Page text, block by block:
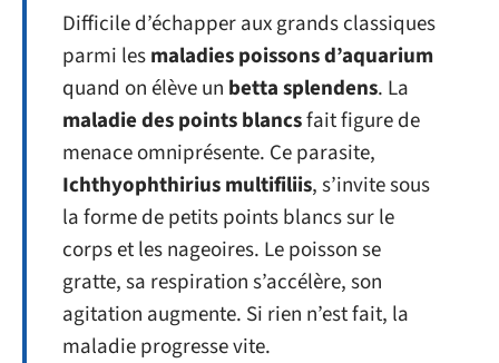
Difficile d’échapper aux grands classiques
parmi lesmaladies poissons d’aquarium
quand on élève un betta splendens. La
maladie des points blancsfait figure de
menace omniprésente. Ce parasite,
Ichthyophthirius multifiliis, s’invite sous
la forme de petits points blancs sur le
corps et les nageoires. Le poisson se
gratte, sa respiration s’accélère, son
agitation augmente. Si rien n’est fait, la
maladie progresse vite.